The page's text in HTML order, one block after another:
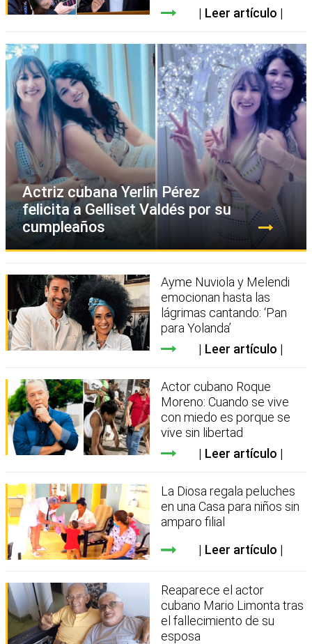
Leer artículo
Actriz cubana Yerlin Pérez
felicita a Gelliset Valdés por su
cumpleaños
Ayme Nuviola y Melendi
emocionan hasta las
lágrimas cantando: ‘Pan
para Yolanda’
Leer artículo
Actor cubano Roque
Moreno: Cuando se vive
con miedo es porque se
vive sin libertad
Leer artículo
La Diosa regala peluches
en una Casa para niños sin
amparo filial
Leer artículo
Reaparece el actor
cubano Mario Limonta tras
el fallecimiento de su
esposa